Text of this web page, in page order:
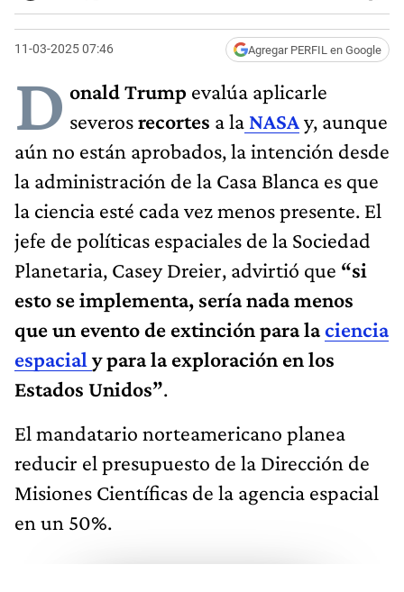
11-03-2025 07:46 Agregar PERFIL en Google
D onald Trump evalúa aplicarle
severosrecortes a la NASAy, aunque
aún no están aprobados, la intención desde
la administración de la Casa Blanca es que
la ciencia esté cada vez menos presente. El
jefe de políticas espaciales de la Sociedad
Planetaria, Casey Dreier, advirtió que “si
esto se implementa, sería nada menos
que un evento de extinción para laciencia
espacialy para la exploración en los
Estados Unidos”.
El mandatario norteamericano planea
reducir el presupuesto de la Dirección de
Misiones Científicas de la agencia espacial
en un 50%.